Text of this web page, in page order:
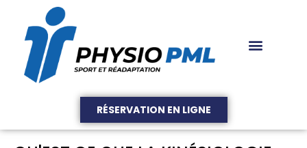
RÉSERVATION EN LIGNE